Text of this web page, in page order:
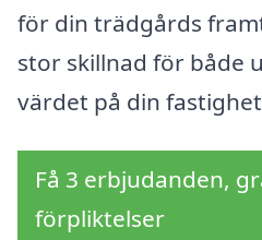
för din trädgårds
stor skillnad för både
värdet på din
Få 3 erbjudanden,
förpliktelser